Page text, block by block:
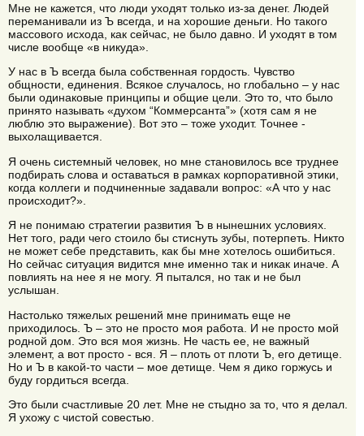
Мне не кажется, что люди уходят только из-за денег. Людей
переманивали из Ъ всегда, и на хорошие деньги. Но такого
массового исхода, как сейчас, не было давно. И уходят в том
числе вообще «в никуда».
У нас в Ъ всегда была собственная гордость. Чувство
общности, единения. Всякое случалось, но глобально – у нас
были одинаковые принципы и общие цели. Это то, что было
принято называть «духом “Коммерсанта”» (хотя сам я не
люблю это выражение). Вот это – тоже уходит. Точнее -
выхолащивается.
Я очень системный человек, но мне становилось все труднее
подбирать слова и оставаться в рамках корпоративной этики,
когда коллеги и подчиненные задавали вопрос: «А что у нас
происходит?».
Я не понимаю стратегии развития Ъ в нынешних условиях.
Нет того, ради чего стоило бы стиснуть зубы, потерпеть. Никто
не может себе представить, как бы мне хотелось ошибиться.
Но сейчас ситуация видится мне именно так и никак иначе. А
повлиять на нее я не могу. Я пытался, но так и не был
услышан.
Настолько тяжелых решений мне принимать еще не
приходилось. Ъ – это не просто моя работа. И не просто мой
родной дом. Это вся моя жизнь. Не часть ее, не важный
элемент, а вот просто - вся. Я – плоть от плоти Ъ, его детище.
Но и Ъ в какой-то части – мое детище. Чем я дико горжусь и
буду гордиться всегда.
Это были счастливые 20 лет. Мне не стыдно за то, что я делал.
Я ухожу с чистой совестью.